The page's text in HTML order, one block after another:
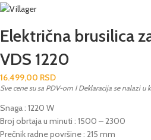
Električna brusilica
VDS 1220
16.499,00 RSD
Sve cene su sa PDV-om I Deklaracija se nalazi
Snaga : 1220 W
Broj obrtaja u minuti : 1500 – 2300
Prečnik radne površine : 215 mm